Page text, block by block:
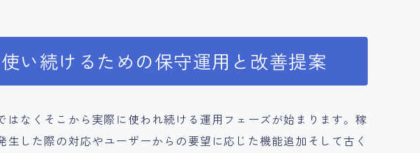
い続けるための保守運用と改善提案
はなくそこから実際に使われ続ける運用フェーズが始まります。稼
生した際の対応やユーザーからの要望に応じた機能追加そして古く